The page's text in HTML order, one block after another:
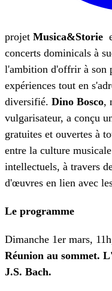
projet Musica&Storie
concerts dominicals à
l'ambition d'offrir à son
expériences tout en
diversifié. Dino Bosco,
vulgarisateur, a conçu
gratuites et ouvertes à
entre la culture
intellectuels, à travers
d'œuvres en lien avec
Le programme
Dimanche 1er mars,
Réunion au sommet.
J.S. Bach.